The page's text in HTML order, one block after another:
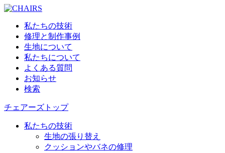
私たちの技術
修理と制作事例
生地について
私たちについて
よくある質問
お知らせ
検索
チェアーズトップ
私たちの技術
生地の張り替え
クッションやバネの修理